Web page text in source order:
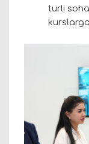
turli